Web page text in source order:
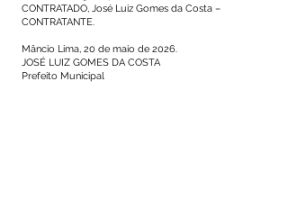
CONTRATADO, José Luiz Gomes da Costa –
CONTRATANTE.
Mâncio Lima, 20 de maio de 2026.
JOSÉ LUIZ GOMES DA COSTA
Prefeito Municipal